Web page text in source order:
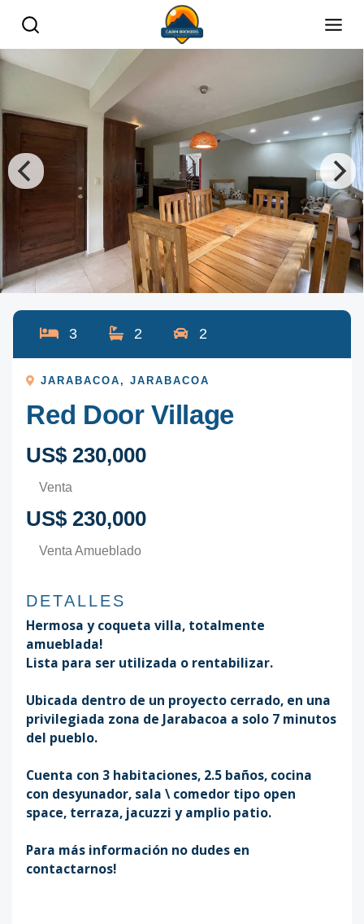
3 2 2
JARABACOA ,JARABACOA
Red Door Village
US$ 230,000
Venta
US$ 230,000
Venta Amueblado
DETALLES
Hermosa y coqueta villa, totalmente
amueblada!
Lista para ser utilizada o rentabilizar.⁣
Ubicada dentro de un proyecto cerrado, en una
privilegiada zona de Jarabacoa a solo 7 minutos
del pueblo.
Cuenta con 3 habitaciones, 2.5 baños, cocina
con desyunador, sala \ comedor tipo open
space, terraza, jacuzzi y amplio patio.⁣
Para más información no dudes en
contactarnos!